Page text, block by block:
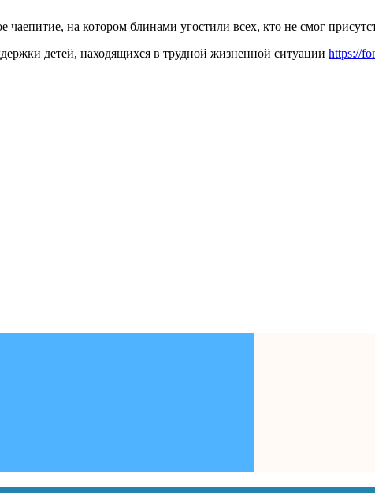
чаепитие, на котором блинами угостили всех, кто не смог
детей, находящихся в трудной жизненной ситуации https://